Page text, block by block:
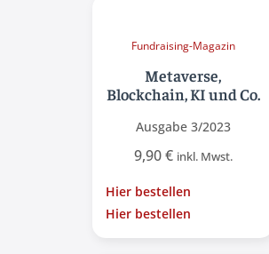
Fundraising-Magazin
Metaverse,
Blockchain, KI und Co.
Ausgabe 3/2023
9,90€ inkl. Mwst.
Hier bestellen
Hier bestellen